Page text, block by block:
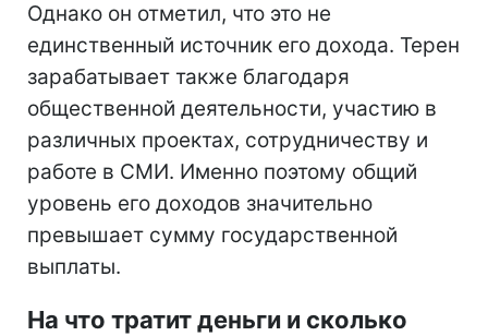
Однако он отметил, что это не
единственный источник его дохода. Терен
зарабатывает также благодаря
общественной деятельности, участию в
различных проектах, сотрудничеству и
работе в СМИ. Именно поэтому общий
уровень его доходов значительно
превышает сумму государственной
выплаты.
На что тратит деньги и сколько